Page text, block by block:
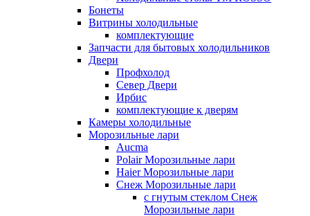
Бонеты
Витрины холодильные
комплектующие
Запчасти для бытовых холодильников
Двери
Профхолод
Север Двери
Ирбис
комплектующие к дверям
Камеры холодильные
Морозильные лари
Aucma
Polair Морозильные лари
Haier Морозильные лари
Снеж Морозильные лари
с гнутым стеклом Снеж
Морозильные лари